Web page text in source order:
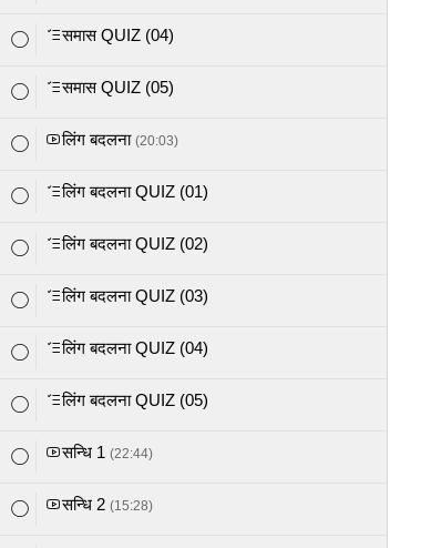
समास QUIZ (04)
समास QUIZ (05)
लिंग बदलना (20:03)
लिंग बदलना QUIZ (01)
लिंग बदलना QUIZ (02)
लिंग बदलना QUIZ (03)
लिंग बदलना QUIZ (04)
लिंग बदलना QUIZ (05)
सन्धि 1 (22:44)
सन्धि 2 (15:28)